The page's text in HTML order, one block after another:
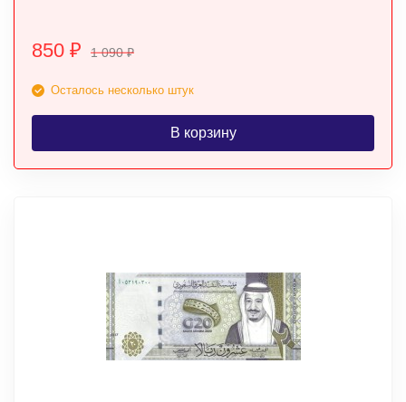
850 ₽ 1 090₽
Осталось несколько штук
В корзину